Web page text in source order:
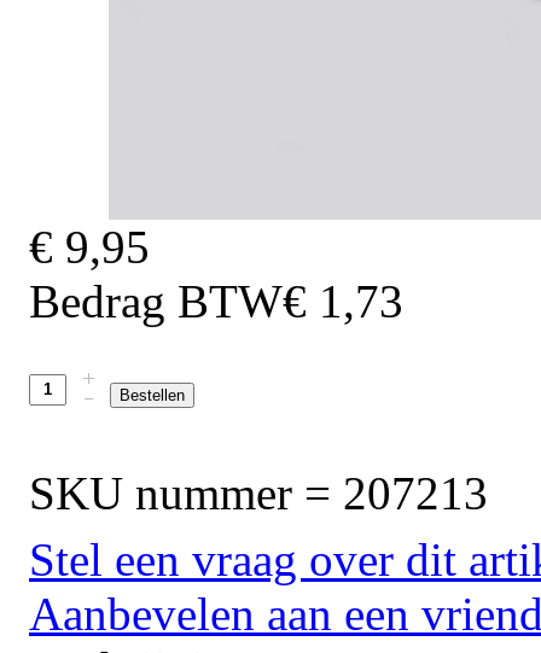
€ 9,95
Bedrag BTW€ 1,73
SKU nummer = 207213
Stel een vraag over dit
Aanbevelen aan een